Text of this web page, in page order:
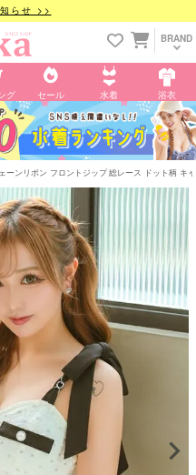
らせ >>
BRAND
グ セール 水着 浴衣
ーンリボン フロントジップ 総レース ドット柄